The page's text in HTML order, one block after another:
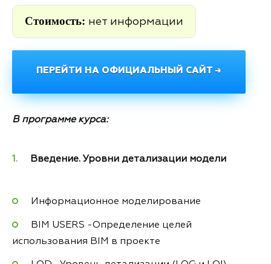
Стоимость: нет информации
ПЕРЕЙТИ НА ОФИЦИАЛЬНЫЙ САЙТ →
В программе курса:
Введение. Уровни детализации модели
Информационное моделирование
BIM USERS -Определение целей
использования BIM в проекте